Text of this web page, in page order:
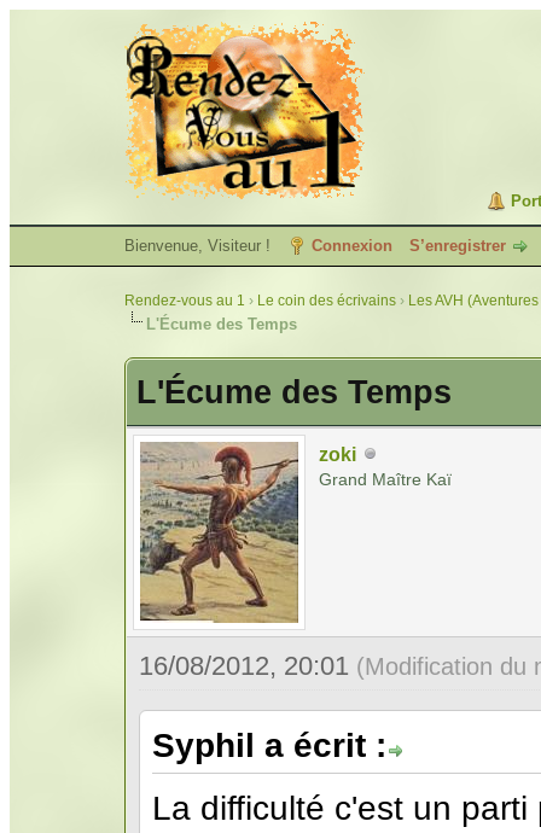
Bienvenue, Visiteur ! Connexion S’enregistrer
Rendez-vous au 1 › Le coin des écrivains › Les AVH
L'Écume des Temps
L'Écume des Temps
zoki
Grand Maître Kaï
16/08/2012, 20:01 (Modification du
Syphil a écrit :
La difficulté c'est un